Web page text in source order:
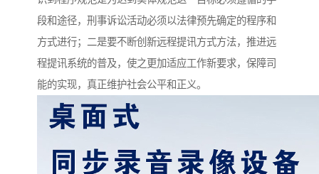
段和途径，刑事诉讼活动必须以法律预先确定的程序和
方式进行；二是要不断创新远程提讯方式方法，推进远
程提讯系统的普及，使之更加适应工作新要求，保障司
能的实现，真正维护社会公平和正义。